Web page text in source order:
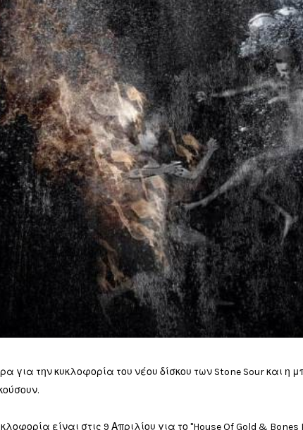
για την κυκλοφορία του νέου δίσκου των Stone Sour και η
είναι στις 9 Απριλίου για το "House Of Gold & Bones